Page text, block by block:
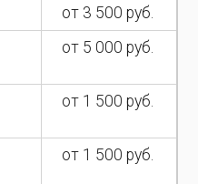
от 3 500 руб.
от 5 000 руб.
от 1 500 руб.
от 1 500 руб.